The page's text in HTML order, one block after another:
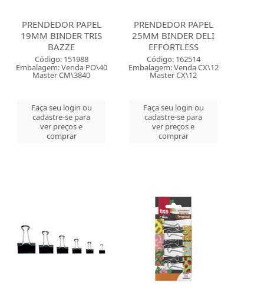
PRENDEDOR PAPEL
19MM BINDER TRIS
BAZZE
Código: 151988
Embalagem: Venda PO\40
Master CM\3840
Faça seu login ou
cadastre-se para
ver preços e
comprar
PRENDEDOR PAPEL
25MM BINDER DELI
EFFORTLESS
Código: 162514
Embalagem: Venda CX\12
Master CX\12
Faça seu login ou
cadastre-se para
ver preços e
comprar